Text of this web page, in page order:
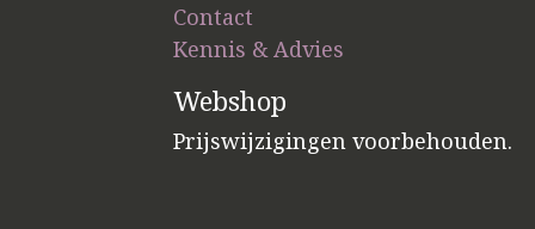
Contact
Kennis & Advies
Webshop
Prijswijzigingen voorbehouden.